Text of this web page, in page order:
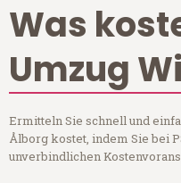
Was
Umzug
Ermitteln Sie schnell und
Ålborg kostet, indem Sie bei
unverbindlichen